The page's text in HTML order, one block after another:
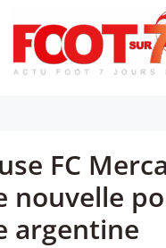
FC
nouvelle
argentine